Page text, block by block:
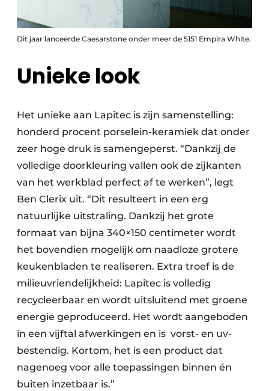
Dit jaar lanceerde Caesarstone onder meer de 5151 Empira White.
Unieke look
Het unieke aan Lapitec is zijn samenstelling:
honderd procent porselein-keramiek dat onder
zeer hoge druk is samengeperst. “Dankzij de
volledige doorkleuring vallen ook de zijkanten
van het werkblad perfect af te werken”, legt
Ben Clerix uit. “Dit resulteert in een erg
natuurlijke uitstraling. Dankzij het grote
formaat van bijna 340×150 centimeter wordt
het bovendien mogelijk om naadloze grotere
keukenbladen te realiseren. Extra troef is de
milieuvriendelijkheid: Lapitec is volledig
recycleerbaar en wordt uitsluitend met groene
energie geproduceerd. Het wordt aangeboden
in een vijftal afwerkingen en is vorst- en uv-
bestendig. Kortom, het is een product dat
nagenoeg voor alle toepassingen binnen én
buiten inzetbaar is.”